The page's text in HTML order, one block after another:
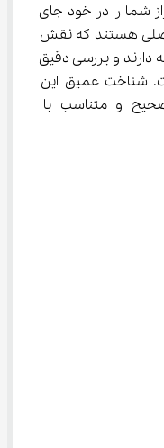
و تراز شما را در خود جای
هستند که نقش
رشته دارند و بررسی دقیق
شناخت عمیق این
صحیح و متناسب با